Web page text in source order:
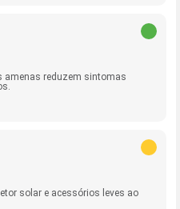
amenas reduzem sintomas
solar e acessórios leves ao